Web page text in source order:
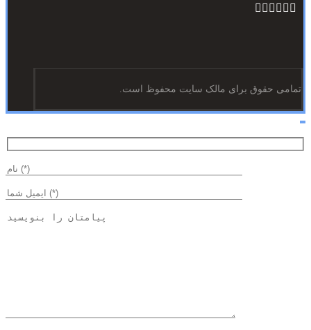
تمامی حقوق برای مالک سایت محفوظ است.